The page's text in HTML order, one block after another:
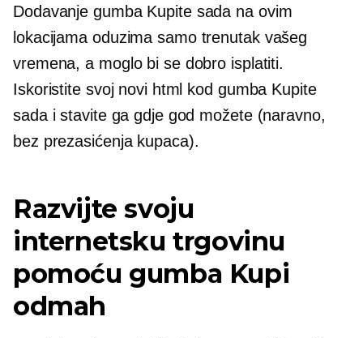
Dodavanje gumba Kupite sada na ovim
lokacijama oduzima samo trenutak vašeg
vremena, a moglo bi se dobro isplatiti.
Iskoristite svoj novi html kod gumba Kupite
sada i stavite ga gdje god možete (naravno,
bez prezasićenja kupaca).
Razvijte svoju
internetsku trgovinu
pomoću gumba Kupi
odmah